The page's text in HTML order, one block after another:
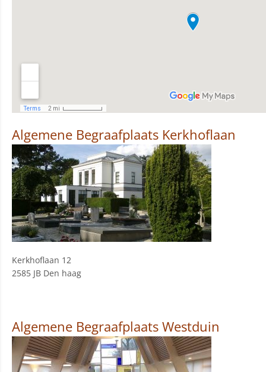
Algemene Begraafplaats Kerkhoflaan
Kerkhoflaan 12
2585 JB Den haag
Algemene Begraafplaats Westduin